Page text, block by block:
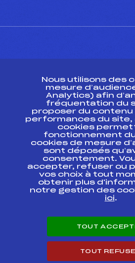
Ressources
Pass’Neige
Projet sportif fédéral
Projet de performance
Antidopage
Pôle Développement,
Scientifique
Listes ministérielles
Pôle vie de l’athlète
Enseignement
Carrières
Nous utilisons des
mesure
Analytics) afin
fréquentation du
proposer du contenu
performances du site,
cookies
fonctionnement
cookies de mesure
sont déposés
consentement.
accepter, refuser ou
vos choix à tout
obtenir plus
notre gestion des
ici.
TOUT
TOUT